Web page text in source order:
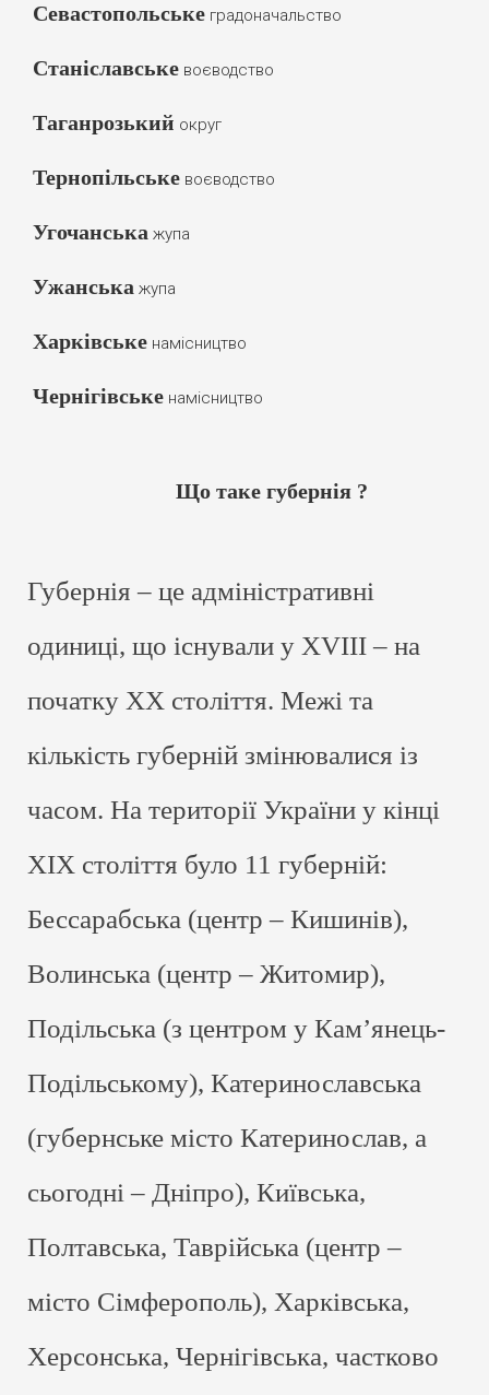
Севастопольське градоначальство
Станіславське воєводство
Таганрозький округ
Тернопільське воєводство
Угочанська жупа
Ужанська жупа
Харківське намісництво
Чернігівське намісництво
Що таке губернія ?
Губернія – це адміністративні
одиниці, що існували у XVIII – на
початку ХХ століття. Межі та
кількість губерній змінювалися із
часом. На території України у кінці
ХІХ століття було 11 губерній:
Бессарабська (центр – Кишинів),
Волинська (центр – Житомир),
Подільська (з центром у Кам’янець-
Подільському), Катеринославська
(губернське місто Катеринослав, а
сьогодні – Дніпро), Київська,
Полтавська, Таврійська (центр –
місто Сімферополь), Харківська,
Херсонська, Чернігівська, частково